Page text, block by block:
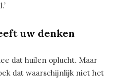
uw denken
dat huilen oplucht. Maar
dat waarschijnlijk niet het